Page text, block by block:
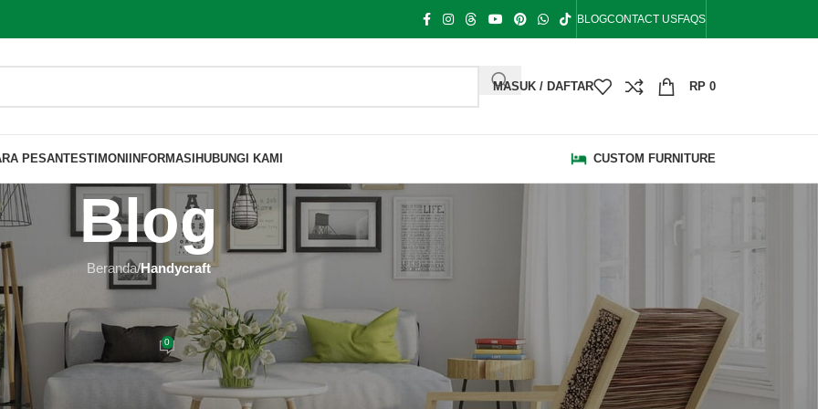
BLOGCONTACT USFAQS
MASUK / DAFTAR RP 0
PESANTESTIMONI INFORMASI HUBUNGI KAMI CUSTOM FURNITURE
Blog
Beranda/Handycraft
Jepara Furniture
Aktif 2024-03-19 0
Bangku Taman
Bufet Hias